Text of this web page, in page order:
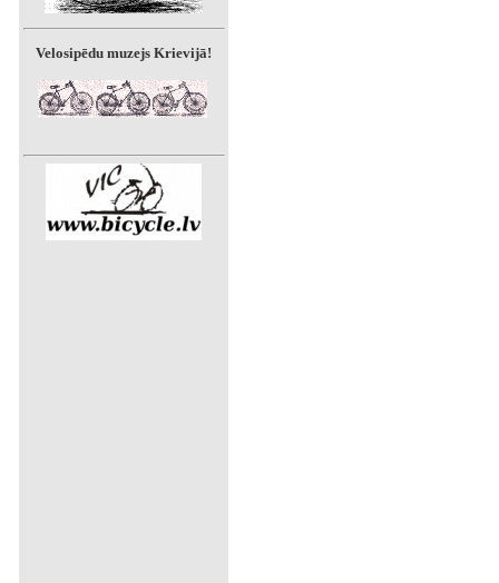
Velosipēdu muzejs Krievijā!